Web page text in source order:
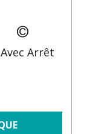
Arrêt